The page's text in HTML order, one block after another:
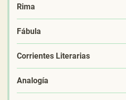
Rima
Fábula
Corrientes Literarias
Analogía